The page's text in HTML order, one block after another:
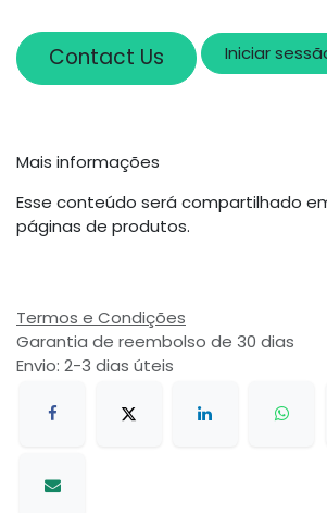
Contact Us Iniciar
Mais informações
Esse conteúdo será compartilhado
páginas de produtos.
Termos e Condições
Garantia de reembolso de 30 dias
Envio: 2-3 dias úteis